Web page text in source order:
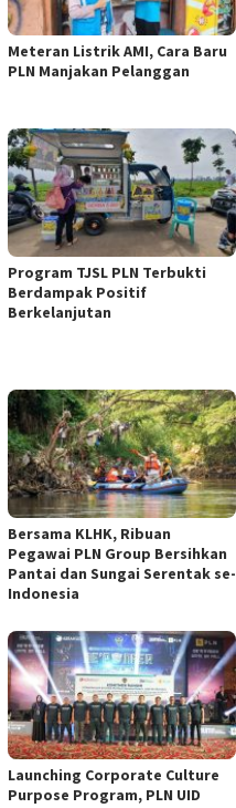
Meteran Listrik AMI, Cara Baru
PLN Manjakan Pelanggan
Program TJSL PLN Terbukti
Berdampak Positif
Berkelanjutan
Bersama KLHK, Ribuan
Pegawai PLN Group Bersihkan
Pantai dan Sungai Serentak se-
Indonesia
Launching Corporate Culture
Purpose Program, PLN UID